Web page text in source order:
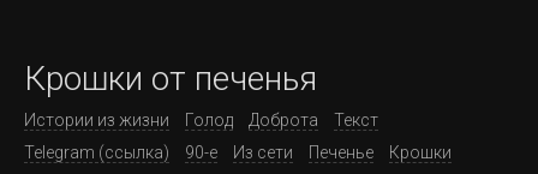
Крошки от печенья
Истории из жизни Голод Доброта
Текст
Telegram (ссылка)
90-е Из сети Печенье
Крошки